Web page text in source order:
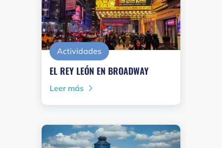
Actividades
EL REY LEÓN EN BROADWAY
Leer más